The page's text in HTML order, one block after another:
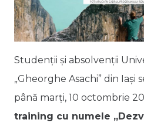
Studenții și absolvenții
„Gheorghe Asachi” din Iași
până marți, 10 octombrie
training cu numele